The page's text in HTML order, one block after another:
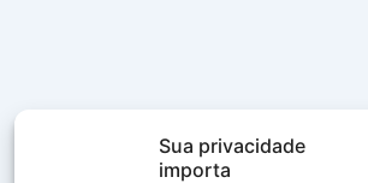
Sua privacidade
importa